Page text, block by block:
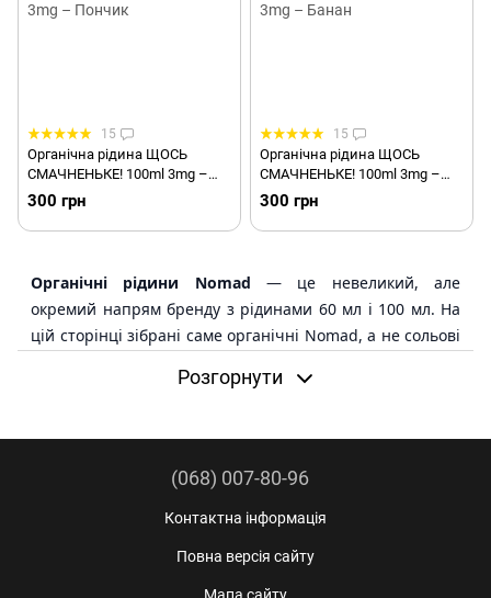
15
Органічна рідина ЩОСЬ
СМАЧНЕНЬКЕ! 100ml 3mg –
Пончик
300 грн
15
Органічна рідина ЩОСЬ
СМАЧНЕНЬКЕ! 100ml 3mg –
Банан
300 грн
Органічні рідини Nomad — це невеликий, але
окремий напрям бренду з рідинами 60 мл і 100 мл. На
цій сторінці зібрані саме органічні Nomad, а не сольові
нижчий формат міцності порівняно із сольовими
звірити тип пристрою, смак, об’єм і міцність.
органічні Nomad — це ACES 60 мл,
Розгорнути
(068) 007-80-96
Контактна інформація
Повна версія сайту
Мапа сайту